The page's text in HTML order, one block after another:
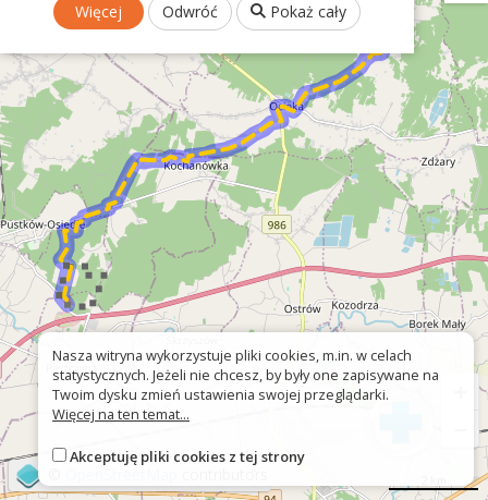
Więcej Odwróć Pokaż cały
Nasza witryna wykorzystuje pliki cookies, m.in. w celach
statystycznych. Jeżeli nie chcesz, by były one zapisywane na
Twoim dysku zmień ustawienia swojej przeglądarki.
Więcej na ten temat...
Akceptuję pliki cookies z tej strony